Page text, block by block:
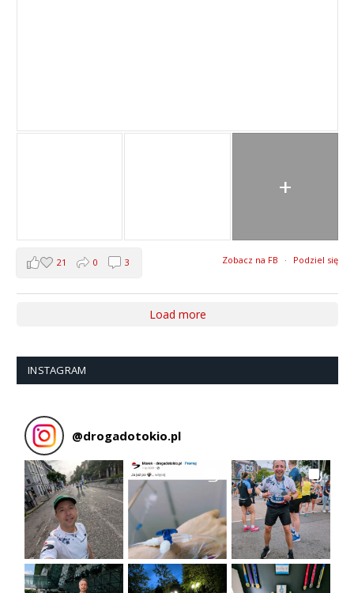
+
Zobacz na FB · Podziel się
21 0 3
Load more
INSTAGRAM
@drogadotokio.pl